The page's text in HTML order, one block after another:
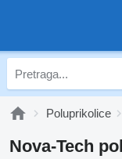
Poluprikolice
Nova-Tech